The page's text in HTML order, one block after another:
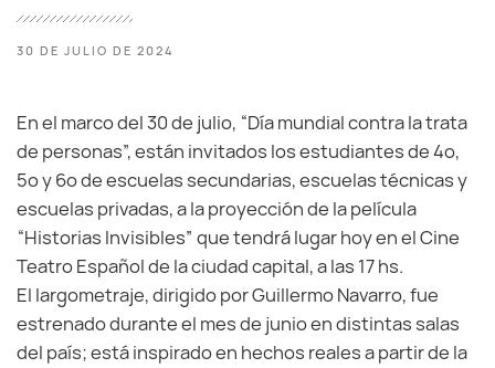
30 DE JULIO DE 2024
En el marco del 30 de julio, “Día mundial contra la trata
de personas”, están invitados los estudiantes de 4º,
5º y 6º de escuelas secundarias, escuelas técnicas y
escuelas privadas, a la proyección de la película
“Historias Invisibles” que tendrá lugar hoy en el Cine
Teatro Español de la ciudad capital, a las 17 hs.
El largometraje, dirigido por Guillermo Navarro, fue
estrenado durante el mes de junio en distintas salas
del país; está inspirado en hechos reales a partir de la